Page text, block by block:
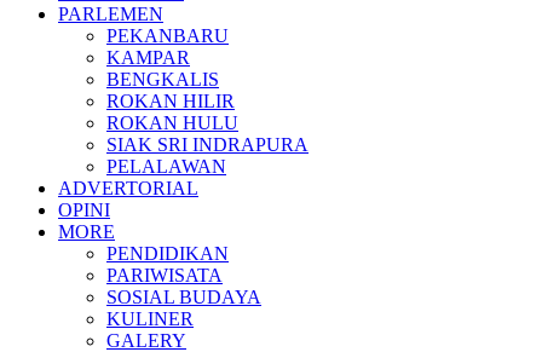
PARLEMEN
PEKANBARU
KAMPAR
BENGKALIS
ROKAN HILIR
ROKAN HULU
SIAK SRI INDRAPURA
PELALAWAN
ADVERTORIAL
OPINI
MORE
PENDIDIKAN
PARIWISATA
SOSIAL BUDAYA
KULINER
GALERY